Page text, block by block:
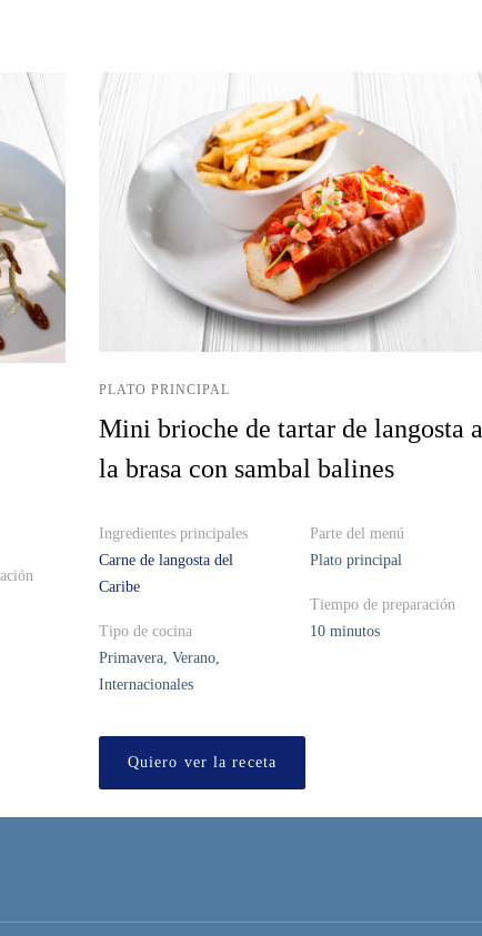
PLATO PRINCIPAL
Mini brioche de tartar de langosta a
la brasa con sambal balines
Ingredientes principales
Carne de langosta del
Caribe
Tipo de cocina
Primavera, Verano,
Internacionales
Parte del menú
Plato principal
Tiempo de preparación
10 minutos
Quiero ver la receta